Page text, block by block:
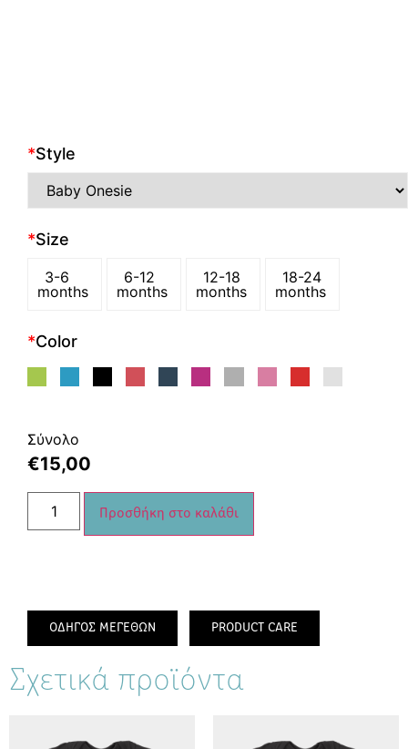
*Style
*Size
3-6
months
6-12
months
12-18
months
18-24
months
*Color
Σύνολο
€15,00
Προσθήκη στο καλάθι
ΟΔΗΓΟΣ ΜΕΓΕΘΩΝ PRODUCT CARE
Σχετικά προϊόντα